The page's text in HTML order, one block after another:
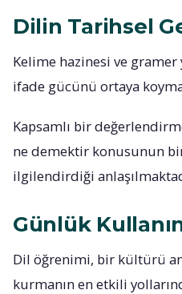
Dilin Tarihsel
Kelime hazinesi ve gramer
ifade gücünü ortaya
Kapsamlı bir
ne demektir konusunun
ilgilendirdiği
Günlük
Dil öğrenimi, bir kültürü
kurmanın en etkili